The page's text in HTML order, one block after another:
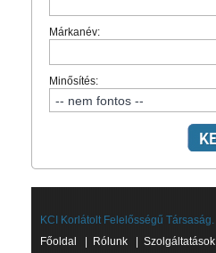
Márkanév:
Minősítés:
KCI Korlátolt Felelősségű Társaság.
Főoldal
Rólunk Szolgáltatások